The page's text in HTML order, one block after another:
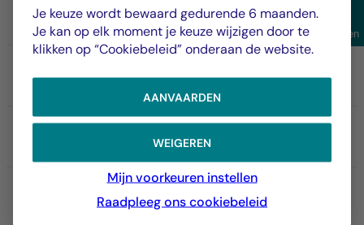
Filteren
Aandeel/Klasse
IC USD
FR001400NFD5
NAV
06/08/2026
Nettoactief van het fonds
Je keuze wordt bewaard gedurende 6 maanden.
Je kan op elk moment je keuze wijzigen door te
klikken op “Cookiebeleid” onderaan de website.
AANVAARDEN
WEIGEREN
Mijn voorkeuren instellen
Raadpleeg ons cookiebeleid